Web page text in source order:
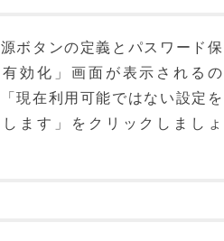
源ボタンの定義とパスワード保
効化」画面が表示されるの
現在利用可能ではない設定を
ます」をクリックしましょ